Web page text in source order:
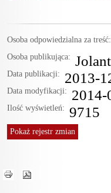
Osoba odpowiedzialna za
Osoba publikująca:
Data publikacji: 2013-
Data modyfikacji: 2014-
Ilość wyświetleń: 9715
Pokażrejestr zmian